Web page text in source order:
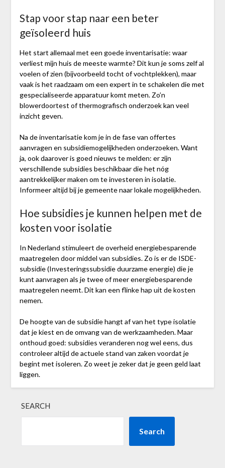
Stap voor stap naar een beter
geïsoleerd huis
Het start allemaal met een goede inventarisatie: waar
verliest mijn huis de meeste warmte? Dit kun je soms zelf al
voelen of zien (bijvoorbeeld tocht of vochtplekken), maar
vaak is het raadzaam om een expert in te schakelen die met
gespecialiseerde apparatuur komt meten. Zo’n
blowerdoortest of thermografisch onderzoek kan veel
inzicht geven.
Na de inventarisatie kom je in de fase van offertes
aanvragen en subsidiemogelijkheden onderzoeken. Want
ja, ook daarover is goed nieuws te melden: er zijn
verschillende subsidies beschikbaar die het nóg
aantrekkelijker maken om te investeren in isolatie.
Informeer altijd bij je gemeente naar lokale mogelijkheden.
Hoe subsidies je kunnen helpen met de
kosten voor isolatie
In Nederland stimuleert de overheid energiebesparende
maatregelen door middel van subsidies. Zo is er de ISDE-
subsidie (Investeringssubsidie duurzame energie) die je
kunt aanvragen als je twee of meer energiebesparende
maatregelen neemt. Dit kan een flinke hap uit de kosten
nemen.
De hoogte van de subsidie hangt af van het type isolatie
dat je kiest en de omvang van de werkzaamheden. Maar
onthoud goed: subsidies veranderen nog wel eens, dus
controleer altijd de actuele stand van zaken voordat je
begint met isoleren. Zo weet je zeker dat je geen geld laat
liggen.
SEARCH
Search